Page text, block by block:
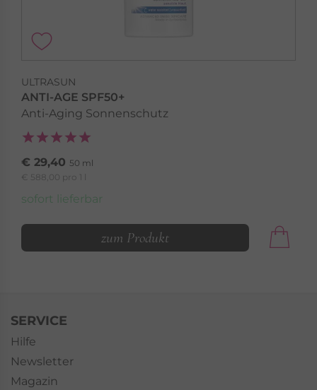
ULTRASUN
ANTI-AGE SPF50+
Anti-Aging Sonnenschutz
€ 29,40 50 ml
€ 588,00 pro 1 l
sofort lieferbar
zum Produkt
SERVICE
Hilfe
Newsletter
Magazin